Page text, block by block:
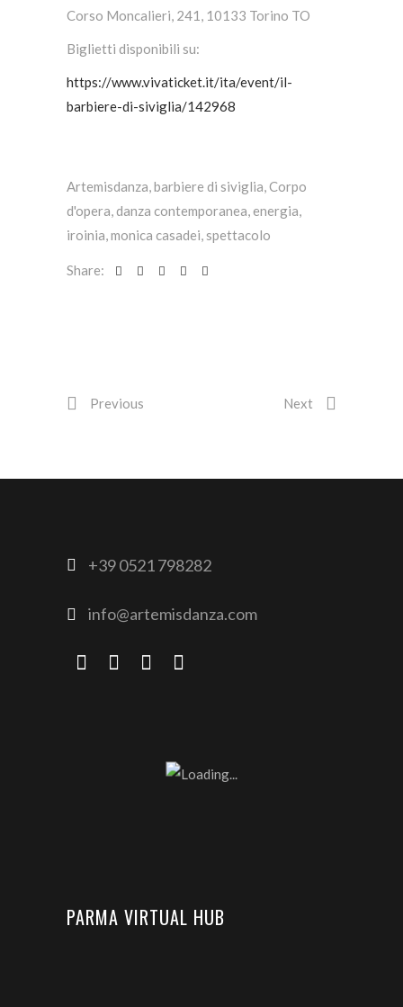
Corso Moncalieri, 241, 10133 Torino TO
Biglietti disponibili su:
https://www.vivaticket.it/ita/event/il-
barbiere-di-siviglia/142968
Artemisdanza,barbiere di siviglia,Corpo
d'opera,danza contemporanea, energia,
iroinia,monica casadei, spettacolo
Share:
Previous Next
+39 0521 798282
info@artemisdanza.com
PARMA VIRTUAL HUB